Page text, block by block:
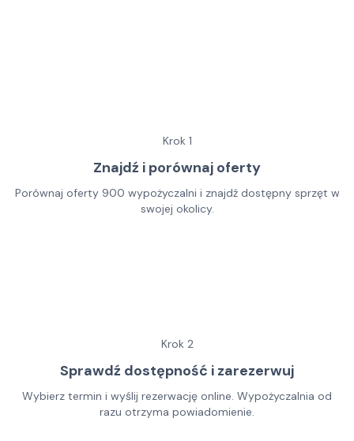
Krok 1
Znajdź i porównaj oferty
Porównaj oferty 900 wypożyczalni i znajdź dostępny sprzęt w
swojej okolicy.
Krok 2
Sprawdź dostępność i zarezerwuj
Wybierz termin i wyślij rezerwację online. Wypożyczalnia od
razu otrzyma powiadomienie.